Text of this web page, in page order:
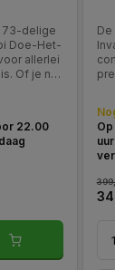
73-delige
Doe-Het-
allerlei
Of je nu
Dankzij
accu’s
eff
22.00
De